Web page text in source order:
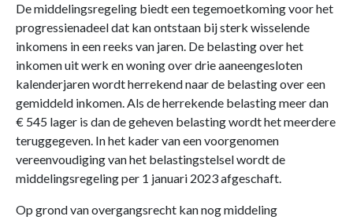
De middelingsregeling biedt een tegemoetkoming voor het
progressienadeel dat kan ontstaan bij sterk wisselende
inkomens in een reeks van jaren. De belasting over het
inkomen uit werk en woning over drie aaneengesloten
kalenderjaren wordt herrekend naar de belasting over een
gemiddeld inkomen. Als de herrekende belasting meer dan
€ 545 lager is dan de geheven belasting wordt het meerdere
teruggegeven. In het kader van een voorgenomen
vereenvoudiging van het belastingstelsel wordt de
middelingsregeling per 1 januari 2023 afgeschaft.
Op grond van overgangsrecht kan nog middeling